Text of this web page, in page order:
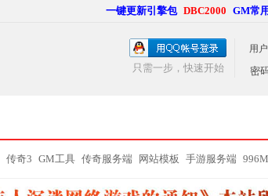
一键更新引擎包 DBC2000 GM常
用
密
只需一步，快速开始
传奇3 GM工具 传奇服务端 网站模板 手游服务端